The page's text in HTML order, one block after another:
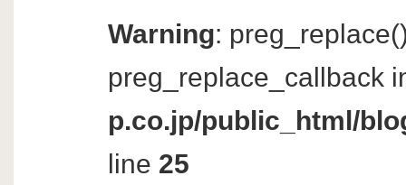
Warning:
preg_replace_callback
p.co.jp/public_html/
line 25